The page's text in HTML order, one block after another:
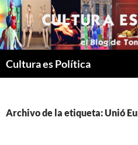
Saltar
al
contenido
Cultura es Política
Archivo de la etiqueta: Unió